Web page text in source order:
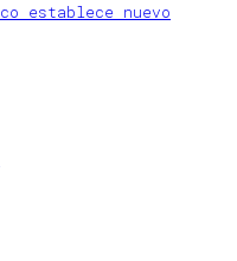
establece nuevo